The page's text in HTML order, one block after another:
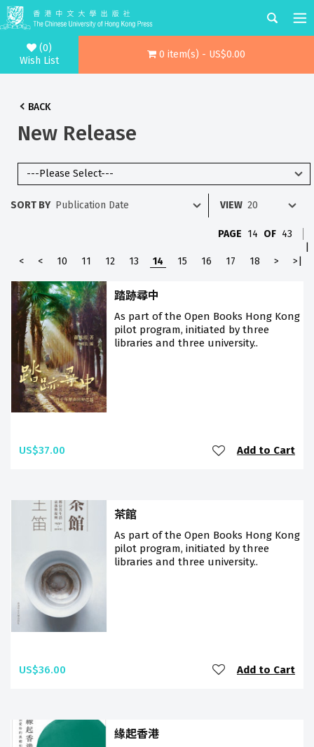
(0)
Wish List
0 item(s) - US$0.00
BACK
New Release
SORT BY VIEW
PAGE 14 OF 43
<
< 10 11 12 13 14 15 16 17 18 > >|
踏跡尋中
As part of the Open Books Hong Kong
pilot program, initiated by three
libraries and three university..
US$37.00 Add to Cart
茶館
As part of the Open Books Hong Kong
pilot program, initiated by three
libraries and three university..
US$36.00 Add to Cart
緣起香港